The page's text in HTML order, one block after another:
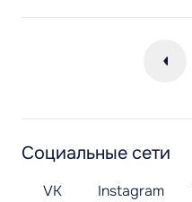
Социальные сети
VK Instagram